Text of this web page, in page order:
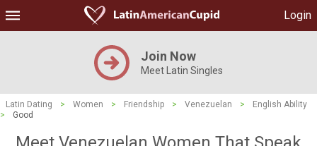
Login
Join Now
Meet Latin Singles
Latin Dating > Women > Friendship > Venezuelan >
English Ability
>
Good